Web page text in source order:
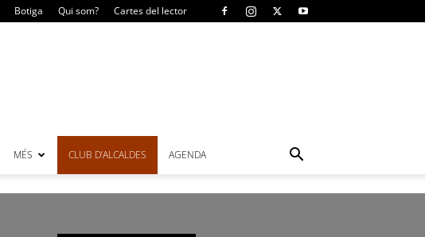
Botiga Qui som? Cartes del lector
MÉS CLUB D’ALCALDES AGENDA